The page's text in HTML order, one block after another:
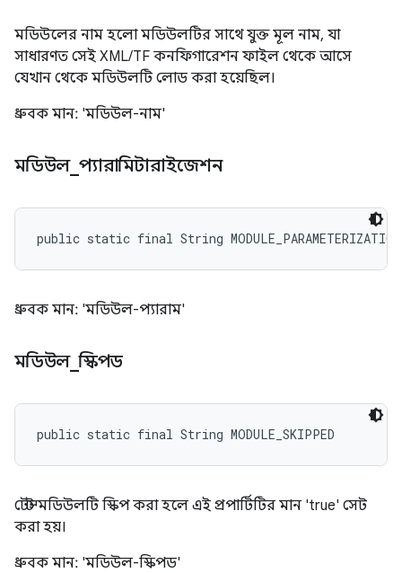
মডিউলের নাম হলো মডিউলটির সাথে যুক্ত মূল নাম, যা
সাধারণত সেই XML/TF কনফিগারেশন ফাইল থেকে আসে
যেখান থেকে মডিউলটি লোড করা হয়েছিল।
ধ্রুবক মান: 'মডিউল-নাম'
মডিউল_ প্যারামিটারাইজেশন
public static final String MODULE_PARAMETERIZATION
ধ্রুবক মান: 'মডিউল-প্যারাম'
মডিউল_স্কিপড
public static final String MODULE_SKIPPED
টেস্ট মডিউলটি স্কিপ করা হলে এই প্রপার্টিটির মান 'true' সেট
করা হয়।
ধ্রুবক মান: 'মডিউল-স্কিপড'